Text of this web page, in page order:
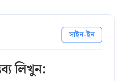
সাইন-ইন
লিখুন: